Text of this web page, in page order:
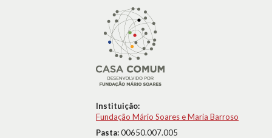
Instituição:
Fundação Mário Soares e Maria Barroso
Pasta:00650.007.005